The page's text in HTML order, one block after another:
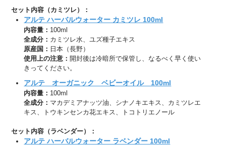
セット内容（カミツレ）：
アルテ ハーバルウォーター カミツレ 100ml
内容量： 100ml
全成分： カミツレ水、ユズ種子エキス
原産国： 日本（長野）
使用上の注意： 開封後は冷暗所で保管し、なるべく早く使い
きってください。
アルテ オーガニック ベビーオイル 100ml
内容量： 100ml
全成分： マカデミアナッツ油、シナノキエキス、カミツレエ
キス、トウキンセンカ花エキス、トコトリエノール
セット内容（ラベンダー）：
アルテ ハーバルウォーター ラベンダー 100ml